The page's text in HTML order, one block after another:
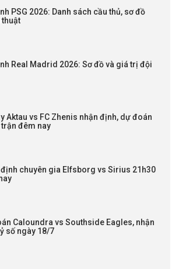
PSG 2026: Danh sách cầu thủ, sơ đồ
thuật
Real Madrid 2026: Sơ đồ và giá trị đội
Aktau vs FC Zhenis nhận định, dự đoán
đêm nay
định chuyên gia Elfsborg vs Sirius 21h30
Caloundra vs Southside Eagles, nhận
số ngày 18/7